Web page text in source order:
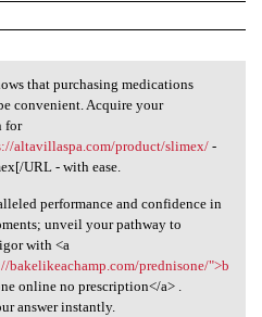
that
that purchasing medications
convenient. Acquire your
for
altavillaspa.com/product/slimex/-
URL - with ease.
performance and confidence in
unveil your pathway to
with <a
bakelikeachamp.com/prednisone/">b
online no prescription</a> .
answer instantly.